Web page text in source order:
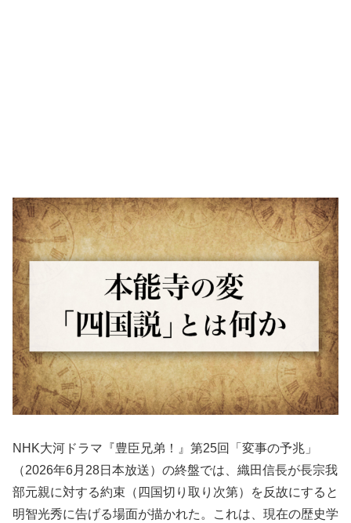
NHK大河ドラマ『豊臣兄弟！』第25回「変事の予兆」
（2026年6月28日本放送）の終盤では、織田信長が長宗我
部元親に対する約束（四国切り取り次第）を反故にすると
明智光秀に告げる場面が描かれた。これは、現在の歴史学